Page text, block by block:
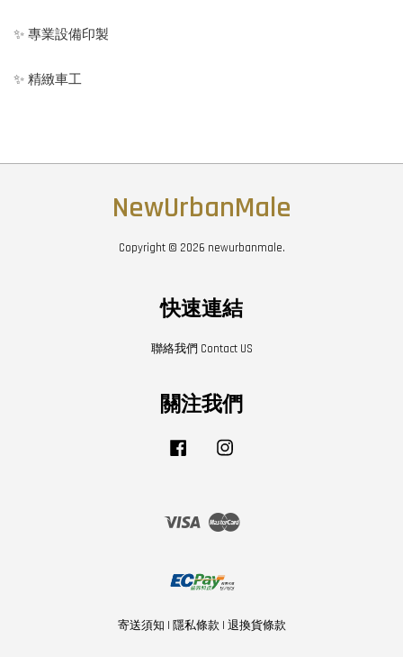
✨ 專業設備印製
✨ 精緻車工
NewUrbanMale
Copyright © 2026 newurbanmale.
快速連結
聯絡我們 Contact US
關注我們
Facebook
Visa Master
寄送須知 | 隱私條款 | 退換貨條款